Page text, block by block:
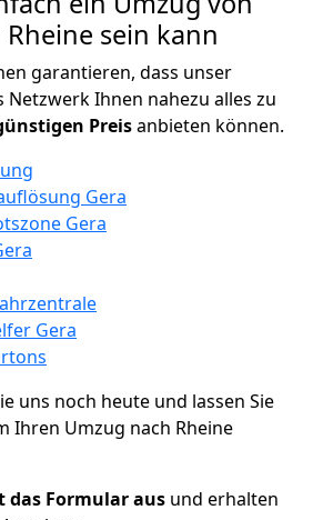
Rheine sein kann
garantieren, dass unser
Netzwerk Ihnen nahezu alles zu
Preisanbieten können.
Gera
Gera
Gera
uns noch heute und lassen Sie
Ihren Umzug nach Rheine
das Formular aus und erhalten